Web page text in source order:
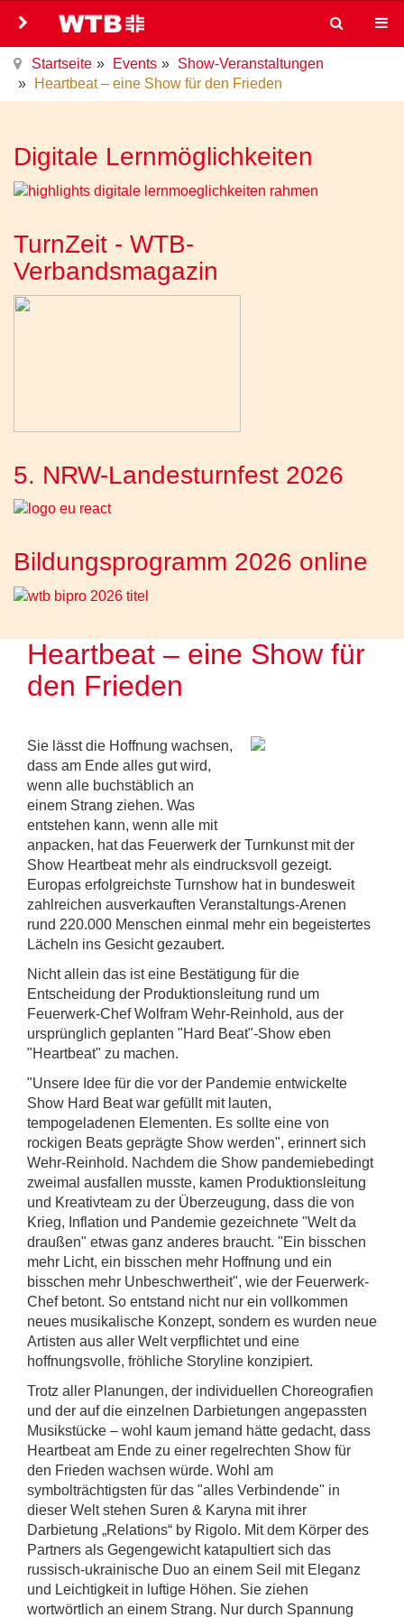
Startseite Events
Show-Veranstaltungen
Heartbeat – eine Show für den Frieden
Digitale Lernmöglichkeiten
TurnZeit - WTB-
Verbandsmagazin
5. NRW-Landesturnfest 2026
Bildungsprogramm 2026 online
Heartbeat – eine Show für
den Frieden
Sie lässt die Hoffnung wachsen,
dass am Ende alles gut wird,
wenn alle buchstäblich an
einem Strang ziehen. Was
entstehen kann, wenn alle mit
anpacken, hat das Feuerwerk der Turnkunst mit der
Show Heartbeat mehr als eindrucksvoll gezeigt.
Europas erfolgreichste Turnshow hat in bundesweit
zahlreichen ausverkauften Veranstaltungs-Arenen
rund 220.000 Menschen einmal mehr ein begeistertes
Lächeln ins Gesicht gezaubert.
Nicht allein das ist eine Bestätigung für die
Entscheidung der Produktionsleitung rund um
Feuerwerk-Chef Wolfram Wehr-Reinhold, aus der
ursprünglich geplanten "Hard Beat"-Show eben
"Heartbeat" zu machen.
"Unsere Idee für die vor der Pandemie entwickelte
Show Hard Beat war gefüllt mit lauten,
tempogeladenen Elementen. Es sollte eine von
rockigen Beats geprägte Show werden", erinnert sich
Wehr-Reinhold. Nachdem die Show pandemiebedingt
zweimal ausfallen musste, kamen Produktionsleitung
und Kreativteam zu der Überzeugung, dass die von
Krieg, Inflation und Pandemie gezeichnete "Welt da
draußen" etwas ganz anderes braucht. "Ein bisschen
mehr Licht, ein bisschen mehr Hoffnung und ein
bisschen mehr Unbeschwertheit", wie der Feuerwerk-
Chef betont. So entstand nicht nur ein vollkommen
neues musikalische Konzept, sondern es wurden neue
Artisten aus aller Welt verpflichtet und eine
hoffnungsvolle, fröhliche Storyline konzipiert.
Trotz aller Planungen, der individuellen Choreografien
und der auf die einzelnen Darbietungen angepassten
Musikstücke – wohl kaum jemand hätte gedacht, dass
Heartbeat am Ende zu einer regelrechten Show für
den Frieden wachsen würde. Wohl am
symbolträchtigsten für das "alles Verbindende" in
dieser Welt stehen Suren & Karyna mit ihrer
Darbietung „Relations“ by Rigolo. Mit dem Körper des
Partners als Gegengewicht katapultiert sich das
russisch-ukrainische Duo an einem Seil mit Eleganz
und Leichtigkeit in luftige Höhen. Sie ziehen
wortwörtlich an einem Strang. Nur durch Spannung